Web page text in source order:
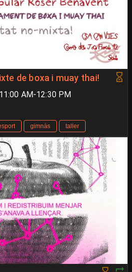
de boxa i muay thai!
AM-12:30 PM
gimnàs taller